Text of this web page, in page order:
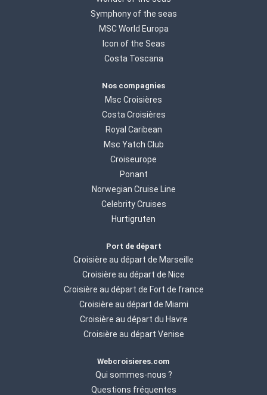
Symphony of the seas
MSC World Europa
Icon of the Seas
Costa Toscana
Nos compagnies
Msc Croisières
Costa Croisières
Royal Caribean
Msc Yatch Club
Croiseurope
Ponant
Norwegian Cruise Line
Celebrity Cruises
Hurtigruten
Port de départ
Croisière au départ de Marseille
Croisière au départ de Nice
Croisière au départ de Fort de france
Croisière au départ de Miami
Croisière au départ du Havre
Croisière au départ Venise
Webcroisieres.com
Qui sommes-nous ?
Questions fréquentes